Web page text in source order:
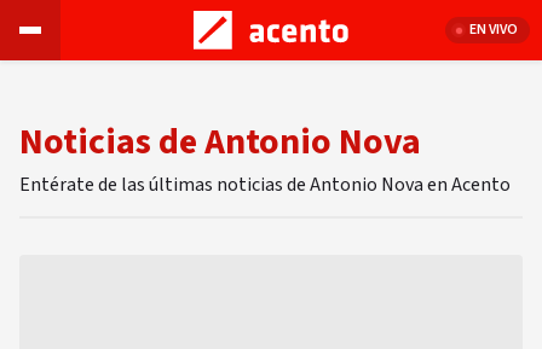
EN VIVO
Noticias de Antonio Nova
Entérate de las últimas noticias de Antonio Nova en Acento